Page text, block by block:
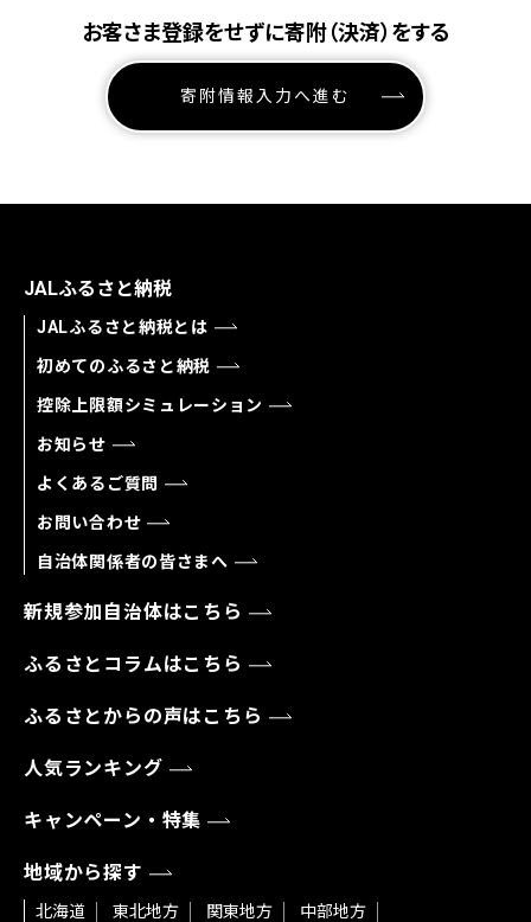
お客さま登録をせずに寄附（決済）をする
寄附情報入力へ進む
JALふるさと納税
JALふるさと納税とは
初めてのふるさと納税
控除上限額シミュレーション
お知らせ
よくあるご質問
お問い合わせ
自治体関係者の皆さまへ
新規参加自治体はこちら
ふるさとコラムはこちら
ふるさとからの声はこちら
人気ランキング
キャンペーン・特集
地域から探す
北海道 東北地方 関東地方
中部地方